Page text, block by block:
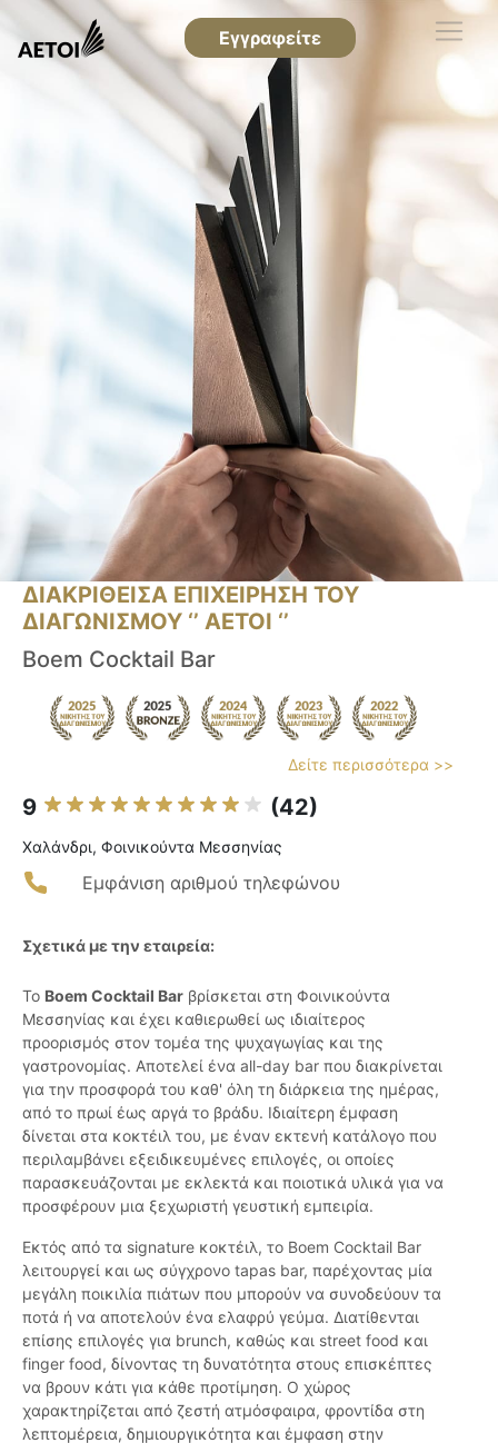
Εγγραφείτε
ΔΙΑΚΡΙΘΕΙΣΑ ΕΠΙΧΕΙΡΗΣΗ ΤΟΥ
ΔΙΑΓΩΝΙΣΜΟΥ ‘’ ΑΕΤΟΙ ‘’
Boem Cocktail Bar
Δείτε περισσότερα >>
9 (42)
Χαλάνδρι, Φοινικούντα Μεσσηνίας
Εμφάνιση αριθμού τηλεφώνου
Σχετικά με την εταιρεία:
Το Boem Cocktail Bar βρίσκεται στη Φοινικούντα
Μεσσηνίας και έχει καθιερωθεί ως ιδιαίτερος
προορισμός στον τομέα της ψυχαγωγίας και της
γαστρονομίας. Αποτελεί ένα all-day bar που διακρίνεται
για την προσφορά του καθ' όλη τη διάρκεια της ημέρας,
από το πρωί έως αργά το βράδυ. Ιδιαίτερη έμφαση
δίνεται στα κοκτέιλ του, με έναν εκτενή κατάλογο που
περιλαμβάνει εξειδικευμένες επιλογές, οι οποίες
παρασκευάζονται με εκλεκτά και ποιοτικά υλικά για να
προσφέρουν μια ξεχωριστή γευστική εμπειρία.
Εκτός από τα signature κοκτέιλ, το Boem Cocktail Bar
λειτουργεί και ως σύγχρονο tapas bar, παρέχοντας μία
μεγάλη ποικιλία πιάτων που μπορούν να συνοδεύουν τα
ποτά ή να αποτελούν ένα ελαφρύ γεύμα. Διατίθενται
επίσης επιλογές για brunch, καθώς και street food και
finger food, δίνοντας τη δυνατότητα στους επισκέπτες
να βρουν κάτι για κάθε προτίμηση. Ο χώρος
χαρακτηρίζεται από ζεστή ατμόσφαιρα, φροντίδα στη
λεπτομέρεια, δημιουργικότητα και έμφαση στην